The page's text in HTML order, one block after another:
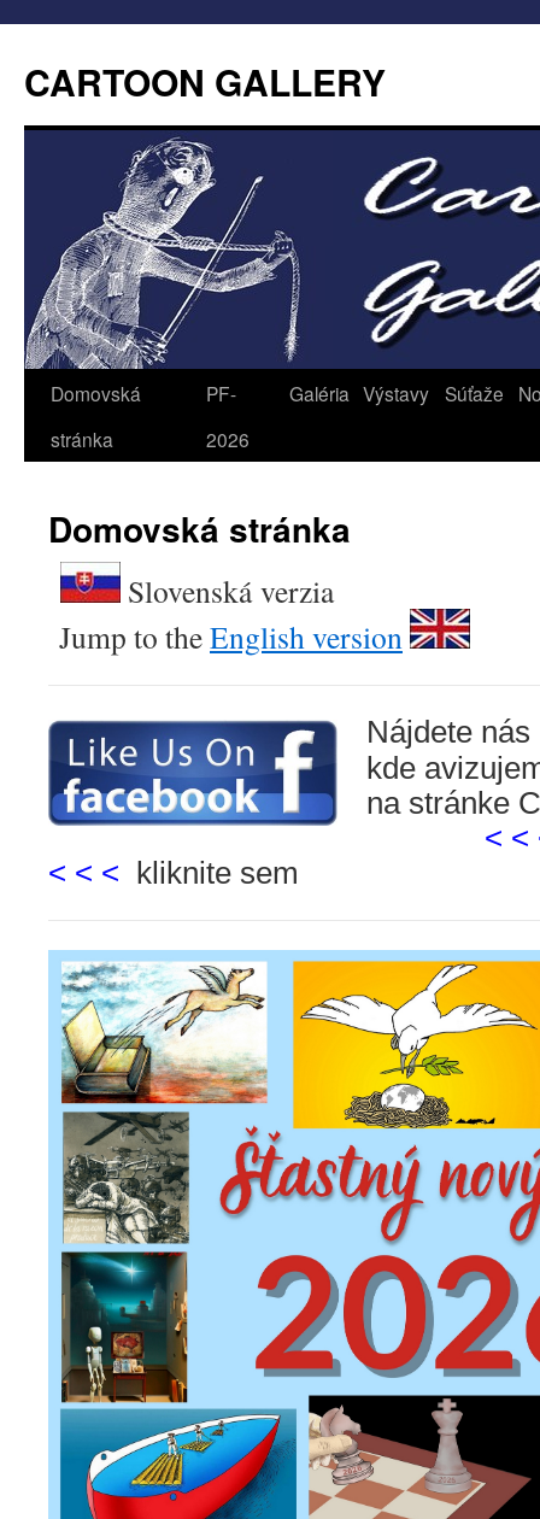
CARTOON GALLERY
Domovská
stránka
PF-
2026
Galéria Výstavy Súťaže
Domovská stránka
Jump to theEnglish version
Nájdete
kde
na stránke
< <
< < < kliknite sem